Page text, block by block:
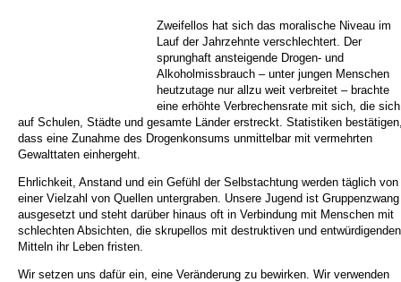
Zweifellos hat sich das moralische Niveau im
Lauf der Jahrzehnte verschlechtert. Der
sprunghaft ansteigende Drogen- und
Alkoholmissbrauch – unter jungen Menschen
heutzutage nur allzu weit verbreitet – brachte
eine erhöhte Verbrechensrate mit sich, die sich
auf Schulen, Städte und gesamte Länder erstreckt. Statistiken
dass eine Zunahme des Drogenkonsums unmittelbar mit vermehrten
Gewalttaten einhergeht.
Ehrlichkeit, Anstand und ein Gefühl der Selbstachtung werden täglich von
einer Vielzahl von Quellen untergraben. Unsere Jugend ist Gruppenzwang
ausgesetzt und steht darüber hinaus oft in Verbindung mit Menschen mit
schlechten Absichten, die skrupellos mit destruktiven und entwürdigenden
Mitteln ihr Leben fristen.
Wir setzen uns dafür ein, eine Veränderung zu bewirken. Wir verwenden